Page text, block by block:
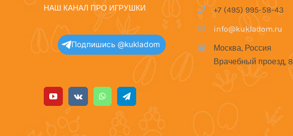
НАШ КАНАЛ ПРО ИГРУШКИ
Подпишись @kukladom
+7 (495) 995-58-43
info@kukladom.ru
Москва, Россия
Врачебный проезд, 8